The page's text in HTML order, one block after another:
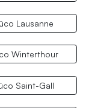
Lausanne
Winterthour
Saint-Gall